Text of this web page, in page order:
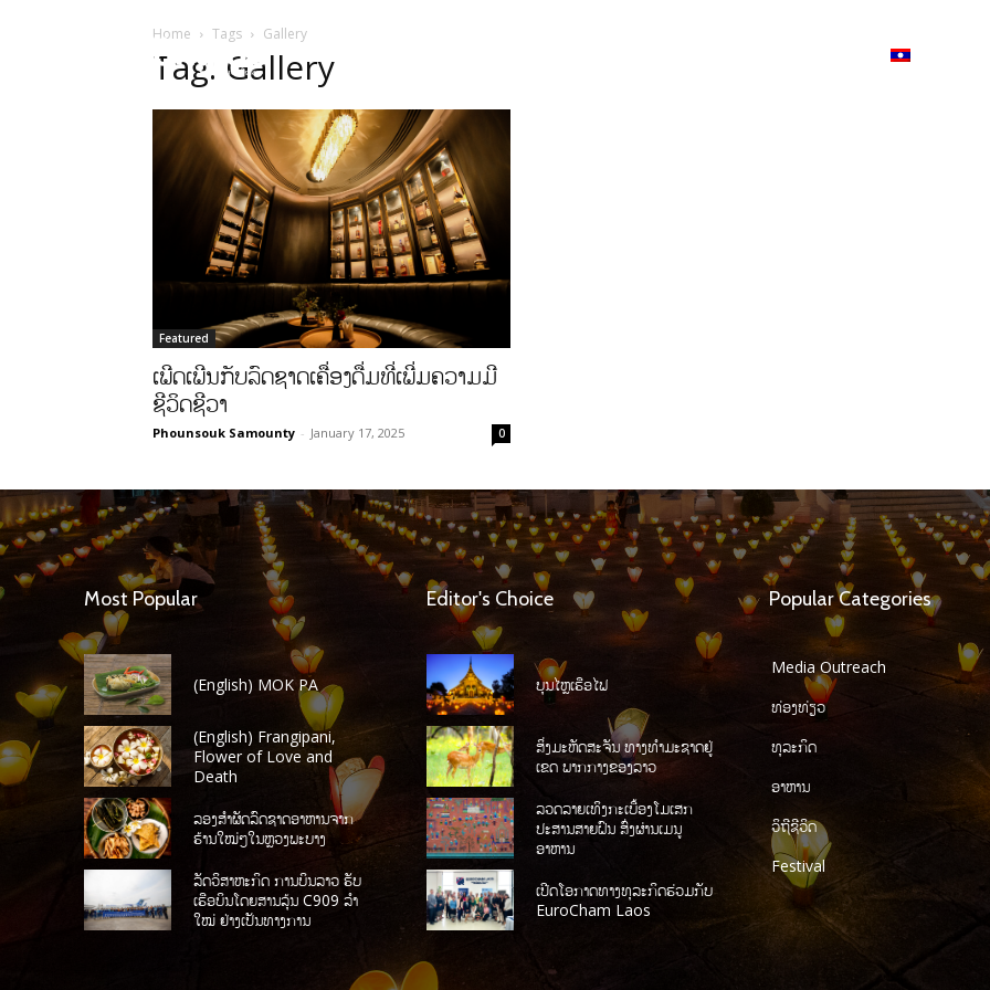
Home Tags Gallery
Tag: Gallery
Featured
ເພີດເພີນກັບລົດຊາດເຄື່ອງດື່ມທີ່ເພີ່ມຄວາມມີ
ຊີວິດຊີວາ
Phounsouk Samounty - January 17, 2025 0
Most Popular
(English) MOK PA
(English) Frangipani,
Flower of Love and
Death
ລອງສໍາຜັດລົດຊາດອາຫານຈາກ
ຮ້ານໃໝ່ໆໃນຫຼວງພະບາງ
ລັດວິສາຫະກິດ ການບິນລາວ ຮັບ
ເຮືອບິນໂດຍສານລຸ້ນ C909 ລໍາ
ໃໝ່ ຢ່າງເປັນທາງການ
Editor's Choice
ບຸນໄຫຼເຮືອໄຟ
ສິ່ງມະຫັດສະຈັນ ທາງທໍາມະຊາດຢູ່
ເຂດ ພາກກາງຂອງລາວ
ລວດລາຍເທິງກະເບື້ອງໂມເສກ
ປະສານສາຍຝົນ ສົ່ງຜ່ານເມນູ
ອາຫານ
ເປີດໂອກາດທາງທຸລະກິດຮ່ວມກັບ
EuroCham Laos
Popular Categories
Media Outreach
ທ່ອງທ່ຽວ
ທຸລະກິດ
ອາຫານ
ວິຖີຊີວິດ
Festival